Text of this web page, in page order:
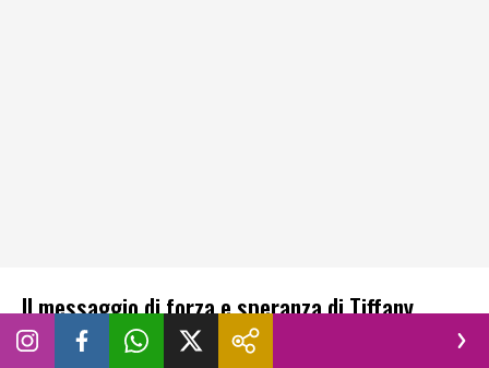
Il messaggio di forza e speranza di Tiffany
Guimarães